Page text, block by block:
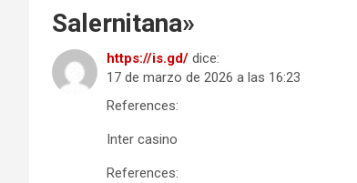
Salernitana»
https://is.gd/ dice:
17 de marzo de 2026 a las 16:23
References:
Inter casino
References: